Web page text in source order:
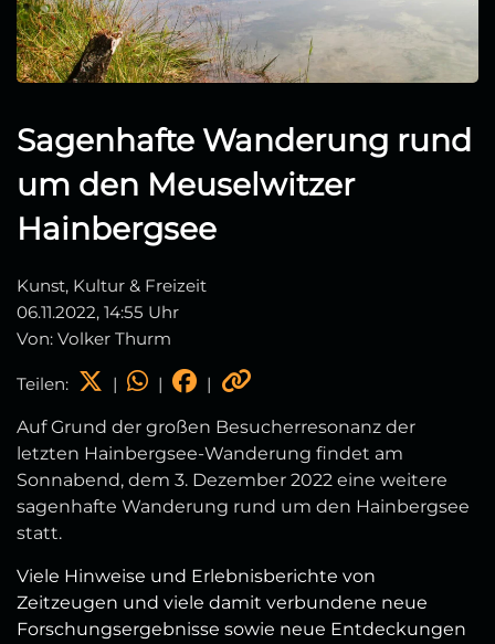
Sagenhafte Wanderung rund
um den Meuselwitzer
Hainbergsee
Kunst, Kultur & Freizeit
06.11.2022, 14:55 Uhr
Von: Volker Thurm
Teilen: | | |
Auf Grund der großen Besucherresonanz der
letzten Hainbergsee-Wanderung findet am
Sonnabend, dem 3. Dezember 2022 eine weitere
sagenhafte Wanderung rund um den Hainbergsee
statt.
Viele Hinweise und Erlebnisberichte von
Zeitzeugen und viele damit verbundene neue
Forschungsergebnisse sowie neue Entdeckungen